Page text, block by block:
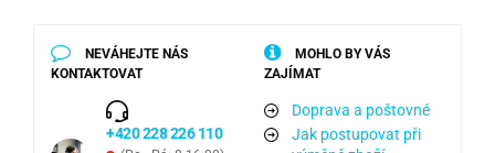
NEVÁHEJTE NÁS
KONTAKTOVAT
+420 228 226 110
MOHLO BY VÁS
ZAJÍMAT
Doprava a poštovné
Jak postupovat při